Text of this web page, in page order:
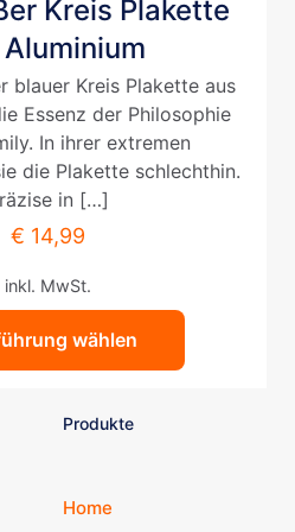
Kreis Plakette
blauer Kreis Plakette aus
Essenz der Philosophie
In ihrer extremen
die Plakette schlechthin.
in […]
€ 14,99
inkl. MwSt.
wählen
Produkt
weist
mehrere
Varianten
auf.
Die
Optionen
können
auf
Produktseite
werden
Produkte
Home